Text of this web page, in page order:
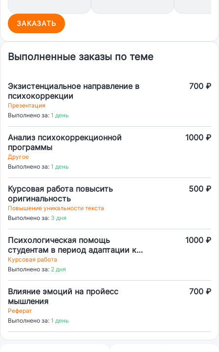
ЗАКАЗАТЬ
Выполненные заказы по теме
Экзистенциальное направление в
психокоррекции
700 ₽
Презентация
Выполнено за: 1 день
Анализ психокоррекционной
программы
1000 ₽
Другое
Выполнено за: 1 день
Курсовая работа повысить
оригинальность
500 ₽
Повышение уникальности текста
Выполнено за: 3 дня
Психологическая помощь
студентам в период адаптации к
условиям образовательной
организации
1000 ₽
Курсовая работа
Выполнено за: 2 дня
Влияние эмоций на пройесс
мышления
700 ₽
Реферат
Выполнено за: 1 день